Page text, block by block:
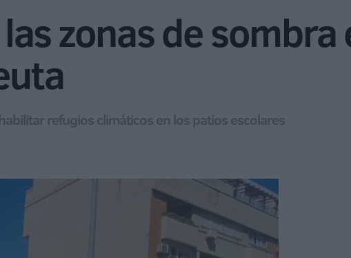
zonas de
refugios climáticos en los patios escolares